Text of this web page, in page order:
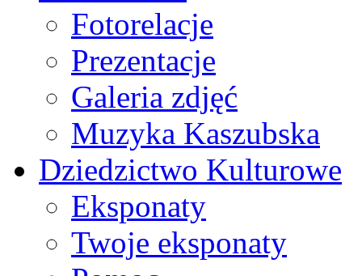
Fotorelacje
Prezentacje
Galeria zdjęć
Muzyka Kaszubska
Dziedzictwo Kulturowe
Eksponaty
Twoje eksponaty